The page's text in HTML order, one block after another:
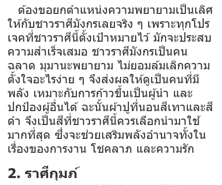
ต้องขอยกตำแหน่งความพยายามเป็นเลิศ
ให้กับชาวราศีมังกรเลยจริง ๆ เพราะทุกโปร
เจคที่ชาวราศีนี้ตั้งเป้าหมายไว้ มักจะประสบ
ความสำเร็จเสมอ ชาวราศีมังกรเป็นคน
ฉลาด มุมานะพยายาม ไม่ยอมล้มเลิกความ
ตั้งใจอะไรง่าย ๆ จึงส่งผลให้ดูเป็นคนที่มี
พลัง เหมาะกับการก้าวขึ้นเป็นผู้นำ และ
ปกป้องผู้อื่นได้ ฉะนั้นผ้าปูที่นอนสีเทาและสี
ดำ จึงเป็นสีที่ชาวราศีนี้ควรเลือกนำมาใช้
มากที่สุด ซึ่งจะช่วยเสริมพลังอำนาจทั้งใน
เรื่องของการงาน โชคลาภ และความรัก
2. ราศีกุมภ์